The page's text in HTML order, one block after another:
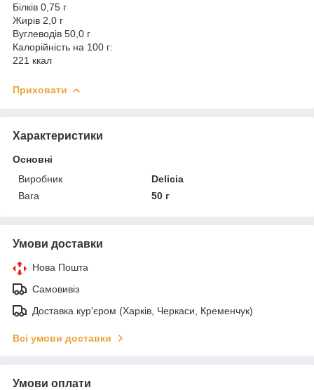
Білків 0,75 г
Жирів 2,0 г
Вуглеводів 50,0 г
Калорійність на 100 г:
221 ккал
Приховати
Характеристики
Основні
Виробник
Delicia
Вага
50 г
Умови доставки
Нова Пошта
Самовивіз
Доставка кур'єром (Харків, Черкаси, Кременчук)
Всі умови доставки
Умови оплати